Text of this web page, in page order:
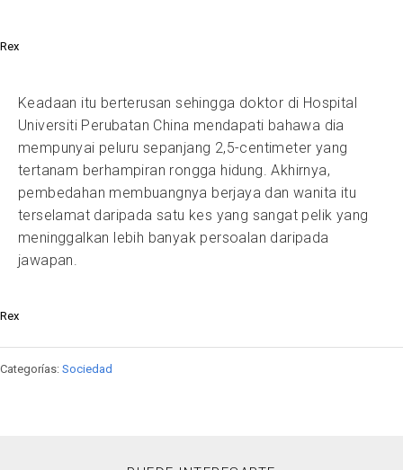
Rex
Keadaan itu berterusan sehingga doktor di Hospital
Universiti Perubatan China mendapati bahawa dia
mempunyai peluru sepanjang 2,5-centimeter yang
tertanam berhampiran rongga hidung. Akhirnya,
pembedahan membuangnya berjaya dan wanita itu
terselamat daripada satu kes yang sangat pelik yang
meninggalkan lebih banyak persoalan daripada
jawapan.
Rex
Categorías: Sociedad